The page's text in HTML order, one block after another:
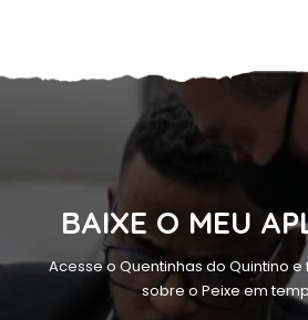
BAIXE O MEU
Acesse o Quentinhas do Quintino
sobre o Peixe em